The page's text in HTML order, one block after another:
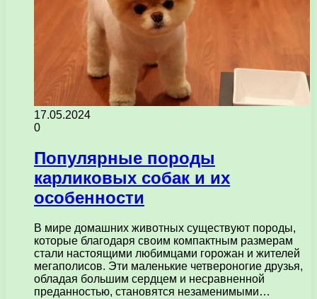
17.05.2024
0
Популярные породы
карликовых собак и их
особенности
В мире домашних животных существуют породы,
которые благодаря своим компактным размерам
стали настоящими любимцами горожан и жителей
мегаполисов. Эти маленькие четвероногие друзья,
обладая большим сердцем и несравненной
преданностью, становятся незаменимыми…